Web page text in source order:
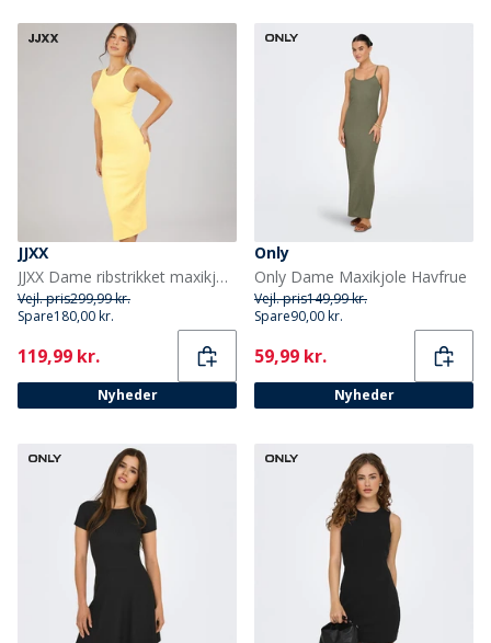
JJXX
JJXX Dame ribstrikket maxikjole French Vanilla
Vejl. pris299,99 kr.
Spare180,00 kr.
Current
119,99 kr.
Nyheder
Only
Only Dame Maxikjole Havfrue
Vejl. pris149,99 kr.
Spare90,00 kr.
Current
59,99 kr.
Nyheder